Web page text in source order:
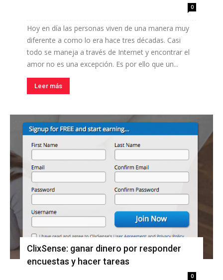
0
Hoy en día las personas viven de una manera muy
diferente a como lo era hace tres décadas. Casi
todo se maneja a través de Internet y encontrar el
amor no es una excepción. Es por ello que un...
Leer más
ClixSense: ganar dinero por responder
encuestas y hacer tareas
0